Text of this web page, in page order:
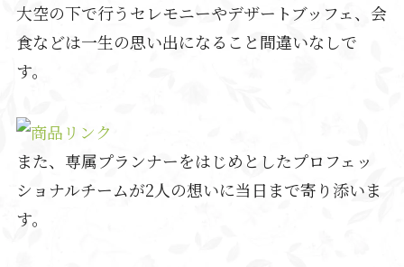
大空の下で行うセレモニーやデザートブッフェ、会
食などは一生の思い出になること間違いなしで
す。
また、専属プランナーをはじめとしたプロフェッ
ショナルチームが2人の想いに当日まで寄り添いま
す。